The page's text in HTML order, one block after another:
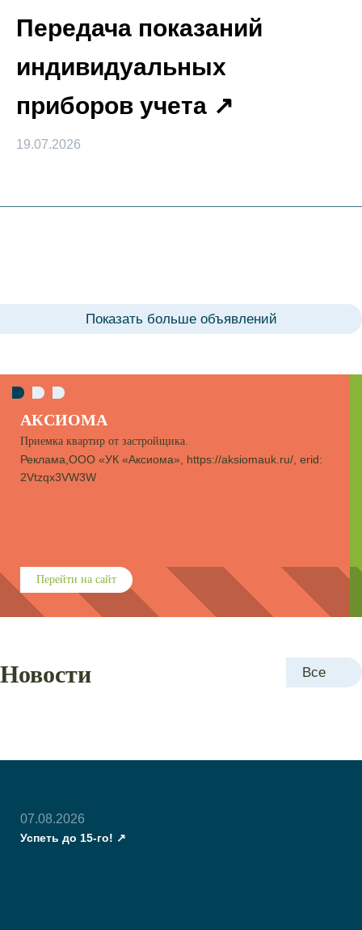
Передача показаний
индивидуальных
приборов учета
19.07.2026
Показать больше объявлений
aksiomauk.ru/, erid:
О доме
Новости Все
07.08.2026
Успеть до 15-го!